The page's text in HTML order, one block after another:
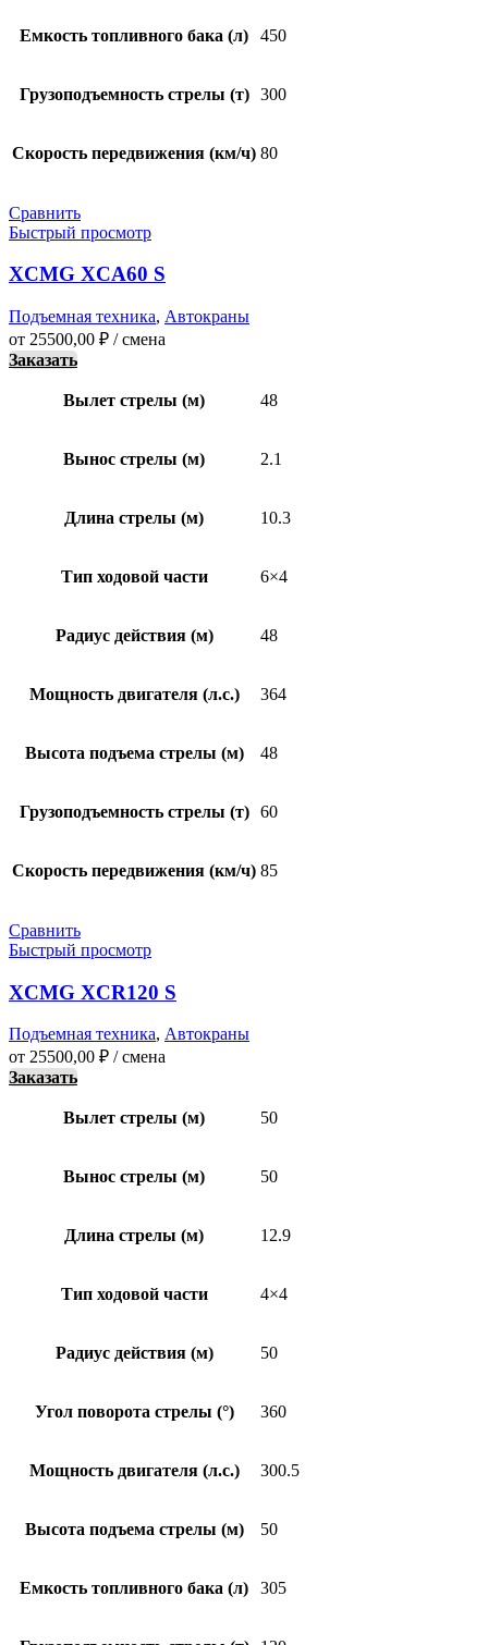
Емкость топливного бака (л) 450
Грузоподъемность стрелы (т) 300
Скорость передвижения (км/ч) 80
Сравнить
Быстрый просмотр
XCMG XCA60 S
Подъемная техника, Автокраны
от 25500,00 ₽ / смена
Заказать
Вылет стрелы (м) 48
Вынос стрелы (м) 2.1
Длина стрелы (м) 10.3
Тип ходовой части 6×4
Радиус действия (м) 48
Мощность двигателя (л.с.) 364
Высота подъема стрелы (м) 48
Грузоподъемность стрелы (т) 60
Скорость передвижения (км/ч) 85
Сравнить
Быстрый просмотр
XCMG XCR120 S
Подъемная техника, Автокраны
от 25500,00 ₽ / смена
Заказать
Вылет стрелы (м) 50
Вынос стрелы (м) 50
Длина стрелы (м) 12.9
Тип ходовой части 4×4
Радиус действия (м) 50
Угол поворота стрелы (°) 360
Мощность двигателя (л.с.) 300.5
Высота подъема стрелы (м) 50
Емкость топливного бака (л) 305